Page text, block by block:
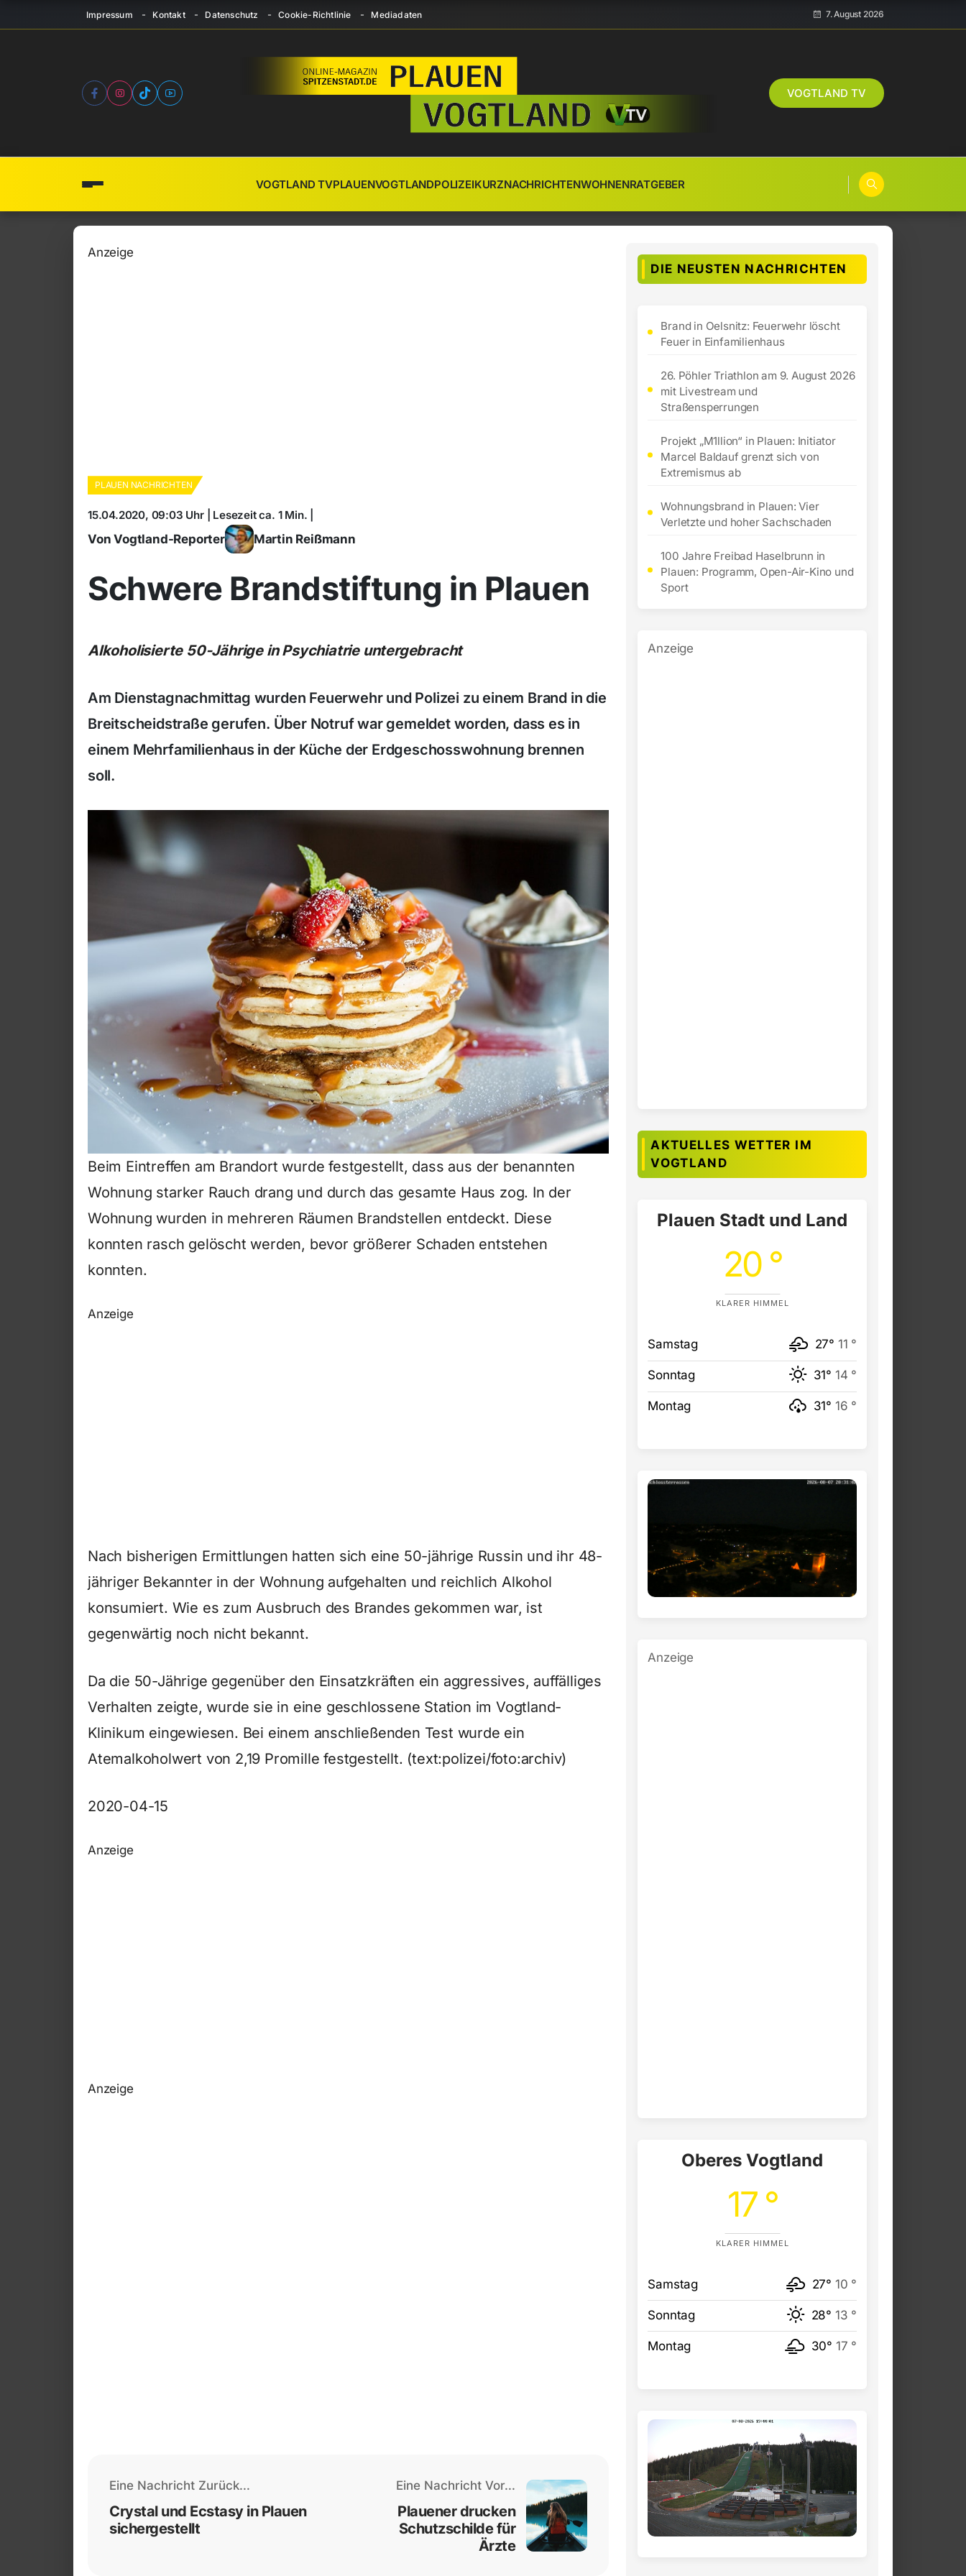
Impressum Kontakt Datenschutz Cookie-Richtlinie Mediadaten 7. August 2026
VOGTLAND TV
VOGTLAND TVPLAUENVOGTLANDPOLIZEIKURZNACHRICHTENWOHNENRATGEBER
Anzeige
PLAUEN NACHRICHTEN
15.04.2020, 09:03 Uhr | Lesezeit ca. 1 Min. |
Von Vogtland-Reporter Martin Reißmann
Schwere Brandstiftung in Plauen
Alkoholisierte 50-Jährige in Psychiatrie untergebracht
Am Dienstagnachmittag wurden Feuerwehr und Polizei zu einem Brand in die
Breitscheidstraße gerufen. Über Notruf war gemeldet worden, dass es in
einem Mehrfamilienhaus in der Küche der Erdgeschosswohnung brennen
soll.
Beim Eintreffen am Brandort wurde festgestellt, dass aus der benannten
Wohnung starker Rauch drang und durch das gesamte Haus zog. In der
Wohnung wurden in mehreren Räumen Brandstellen entdeckt. Diese
konnten rasch gelöscht werden, bevor größerer Schaden entstehen
konnten.
Anzeige
Nach bisherigen Ermittlungen hatten sich eine 50-jährige Russin und ihr 48-
jähriger Bekannter in der Wohnung aufgehalten und reichlich Alkohol
konsumiert. Wie es zum Ausbruch des Brandes gekommen war, ist
gegenwärtig noch nicht bekannt.
Da die 50-Jährige gegenüber den Einsatzkräften ein aggressives, auffälliges
Verhalten zeigte, wurde sie in eine geschlossene Station im Vogtland-
Klinikum eingewiesen. Bei einem anschließenden Test wurde ein
Atemalkoholwert von 2,19 Promille festgestellt. (text:polizei/foto:archiv)
2020-04-15
Anzeige
Anzeige
Eine Nachricht Zurück...
Crystal und Ecstasy in Plauen
sichergestellt
Eine Nachricht Vor...
Plauener drucken
Schutzschilde für
Ärzte
DIE NEUSTEN NACHRICHTEN
Brand in Oelsnitz: Feuerwehr löscht
Feuer in Einfamilienhaus
26. Pöhler Triathlon am 9. August 2026
mit Livestream und
Straßensperrungen
Projekt „M1llion“ in Plauen: Initiator
Marcel Baldauf grenzt sich von
Extremismus ab
Wohnungsbrand in Plauen: Vier
Verletzte und hoher Sachschaden
100 Jahre Freibad Haselbrunn in
Plauen: Programm, Open-Air-Kino und
Sport
Anzeige
AKTUELLES WETTER IM
VOGTLAND
Plauen Stadt und Land
20 °
KLARER HIMMEL
Samstag 27° 11 °
Sonntag 31° 14 °
Montag 31° 16 °
Anzeige
Oberes Vogtland
17 °
KLARER HIMMEL
Samstag 27° 10 °
Sonntag 28° 13 °
Montag 30° 17 °